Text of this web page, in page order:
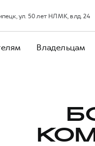
ул. 50 лет НЛМК, влд. 24
Владельцам